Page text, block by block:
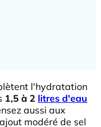
l'hydratation
1,5 à 2 litres d'eau
aussi aux
modéré de sel